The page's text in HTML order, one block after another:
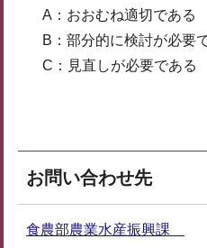
A：おおむね適切である
B：部分的に検討が必要
C：見直しが必要である
お問い合わせ先
食農部農業水産振興課